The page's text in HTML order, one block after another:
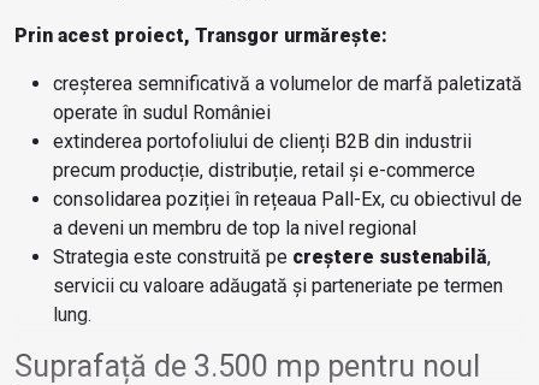
Prin acest proiect, Transgor urmărește:
creșterea semnificativă a volumelor de marfă paletizată
operate în sudul României
extinderea portofoliului de clienți B2B din industrii
precum producție, distribuție, retail și e-commerce
consolidarea poziției în rețeaua Pall-Ex, cu obiectivul de
a deveni un membru de top la nivel regional
Strategia este construită pe creștere sustenabilă,
servicii cu valoare adăugată și parteneriate pe termen
lung.
Suprafață de 3.500 mp pentru noul